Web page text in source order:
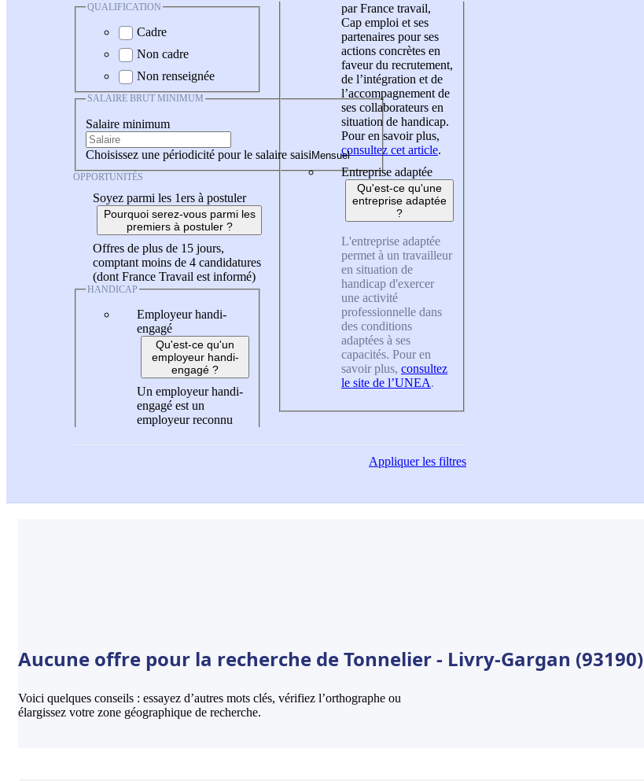
QUALIFICATION
Cadre
Non cadre
Non renseignée
SALAIRE BRUT MINIMUM
Salaire minimum
Choisissez une périodicité pour le salaire saisi
OPPORTUNITÉS
Soyez parmi les 1ers à postuler
Pourquoi serez-vous parmi les
premiers à postuler ?
Offres de plus de 15 jours,
comptant moins de 4 candidatures
(dont France Travail est informé)
HANDICAP
Employeur handi-
engagé
Qu'est-ce qu'un
employeur handi-
engagé ?
Un employeur handi-
engagé est un
employeur reconnu
par France travail,
Cap emploi et ses
partenaires pour ses
actions concrètes en
faveur du recrutement,
de l’intégration et de
l’accompagnement de
ses collaborateurs en
situation de handicap.
Pour en savoir plus,
consultez cet article.
Entreprise adaptée
Qu'est-ce qu'une
entreprise adaptée
?
L'entreprise adaptée
permet à un travailleur
en situation de
handicap d'exercer
une activité
professionnelle dans
des conditions
adaptées à ses
capacités. Pour en
savoir plus, consultez
le site de l’UNEA.
Appliquerles filtres
Aucune offre pour la recherche de Tonnelier - Livry-Gargan (93190)
Voici quelques conseils : essayez d’autres mots clés, vérifiez l’orthographe ou
élargissez votre zone géographique de recherche.